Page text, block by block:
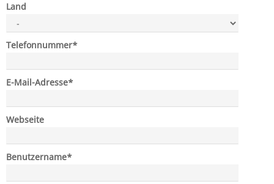
Land
Pflichtfeld
Telefonnummer*
Pflichtfeld
E-Mail-Adresse*
Webseite
Pflichtfeld
Benutzername*